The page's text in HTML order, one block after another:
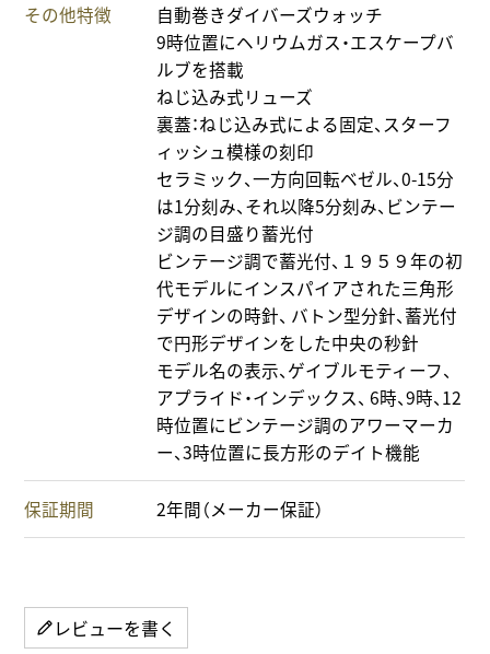
その他特徴
自動巻きダイバーズウォッチ
9時位置にヘリウムガス・エスケープバ
ルブを搭載
ねじ込み式リューズ
裏蓋：ねじ込み式による固定、スターフ
ィッシュ模様の刻印
セラミック、一方向回転ベゼル、0-15分
は1分刻み、それ以降5分刻み、ビンテー
ジ調の目盛り蓄光付
ビンテージ調で蓄光付、１９５９年の初
代モデルにインスパイアされた三角形
デザインの時針、 バトン型分針、蓄光付
で円形デザインをした中央の秒針
モデル名の表示、ゲイブルモティーフ、
アプライド・インデックス、 6時、9時、12
時位置にビンテージ調のアワーマーカ
ー、3時位置に長方形のデイト機能
保証期間 2年間（メーカー保証）
レビューを書く